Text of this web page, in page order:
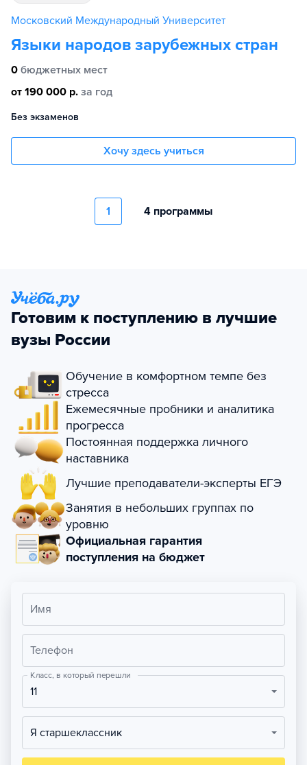
Московский Международный Университет
Языки народов зарубежных стран
0 бюджетных мест
от 190 000 р. за год
Без экзаменов
Хочу здесь учиться
1 4 программы
Готовим к поступлению в лучшие
вузы России
Обучение в комфортном темпе без
стресса
Ежемесячные пробники и аналитика
прогресса
Постоянная поддержка личного
наставника
Лучшие преподаватели-эксперты ЕГЭ
Занятия в небольших группах по
уровню
Официальная гарантия
поступления на бюджет
Имя
Телефон
Класс, в который перешли
11
Я старшеклассник